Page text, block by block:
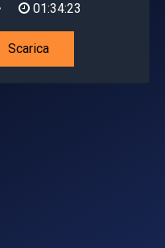
01:34:23
Scarica